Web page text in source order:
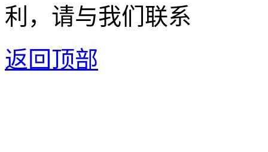
利，请与我们联系
返回顶部